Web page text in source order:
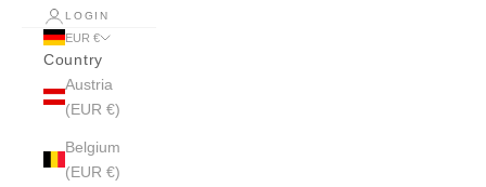
LOGIN
EUR €
Country
Austria
(EUR €)
Belgium
(EUR €)